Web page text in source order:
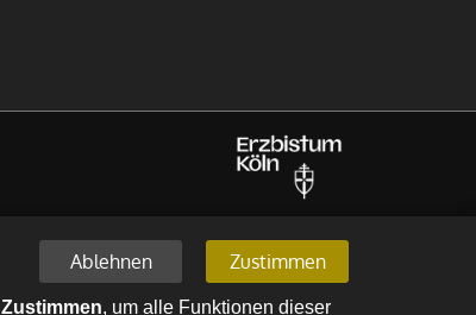
Ablehnen Zustimmen
Zustimmen, um alle Funktionen dieser